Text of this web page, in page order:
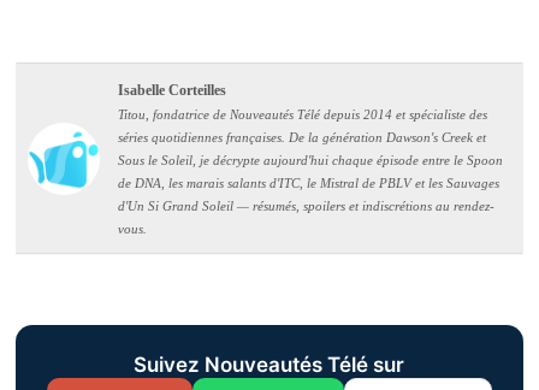
Isabelle Corteilles
Titou, fondatrice de Nouveautés Télé depuis 2014 et spécialiste des
séries quotidiennes françaises. De la génération Dawson's Creek et
Sous le Soleil, je décrypte aujourd'hui chaque épisode entre le Spoon
de DNA, les marais salants d'ITC, le Mistral de PBLV et les Sauvages
d'Un Si Grand Soleil — résumés, spoilers et indiscrétions au rendez-
vous.
Suivez Nouveautés Télé sur